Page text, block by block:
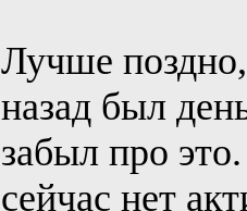
Лучше
назад был
забыл про
сейчас нет